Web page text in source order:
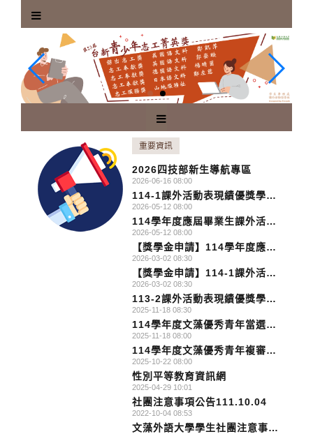
重要資訊
2026四技部新生導航專區
2026-06-16 08:00
114-1課外活動表現績優獎學金
獲獎名單
2026-05-12 08:00
114學年度應屆畢業生課外活動
表現優異獎獲獎名單
2026-05-12 08:00
【獎學金申請】114學年度應屆
畢業生課外活動表現優異獎學金
申請開始囉!!
2026-03-02 08:30
【獎學金申請】114-1課外活動
表現績優獎學金申請開始囉!!
2026-03-02 08:30
113-2課外活動表現績優獎學金
獲獎名單
2025-11-18 08:30
114學年度文藻優秀青年當選名
單
2025-11-18 08:00
114學年度文藻優秀青年複審面
試名單
2025-10-22 08:00
性別平等教育資訊網
2025-04-29 10:01
社團注意事項公告111.10.04
2022-10-04 08:53
文藻外語大學學生社團注意事項